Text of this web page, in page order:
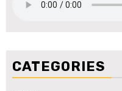
CATEGORIES